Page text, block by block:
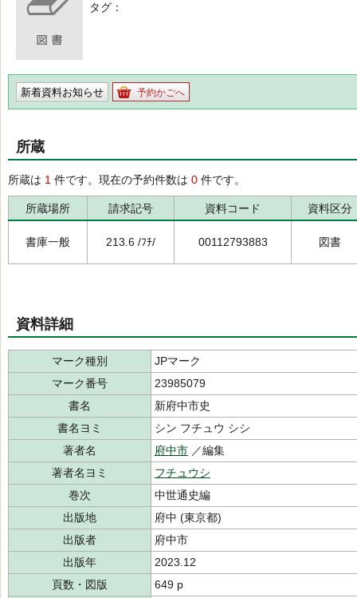
タグ
新着資料お知らせ 予約かごへ
所蔵
所蔵は 1 件です。現在の予約件数は 0 件です。
所蔵場所 請求記号 資料コード 資料区分
書庫一般 213.6 /ﾌﾁ/ 00112793883 図書
資料詳細
マーク種別
JPマーク
マーク番号
23985079
書名
新府中市史
書名ヨミ
シン フチュウ シシ
著者名
府中市 ／編集
著者名ヨミ
フチュウシ
巻次
中世通史編
出版地
府中 (東京都)
出版者
府中市
出版年
2023.12
頁数・図版
649 p